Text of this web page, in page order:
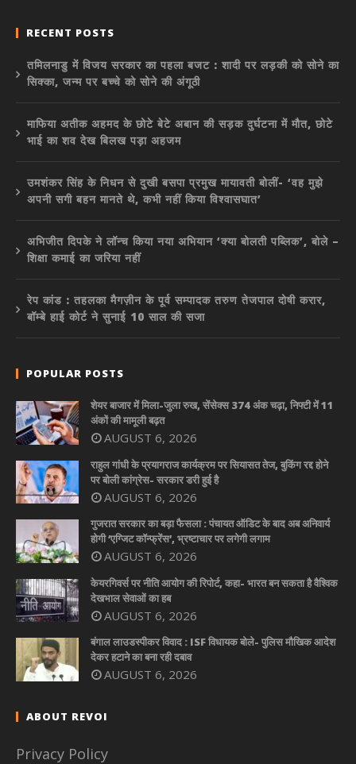
RECENT POSTS
तमिलनाडु में विजय सरकार का पहला बजट : शादी पर लड़की को सोने का
सिक्का, जन्म पर बच्चे को सोने की अंगूठी
माफिया अतीक अहमद के छोटे बेटे अबान की सड़क दुर्घटना में मौत, छोटे
भाई का शव देख बिलख पड़ा अहजम
उमशंकर सिंह के निधन से दुखी बसपा प्रमुख मायावती बोलीं- ‘वह मुझे
अपनी सगी बहन मानते थे, कभी नहीं किया विश्वासघात’
अभिजीत दिपके ने लॉन्च किया नया अभियान ‘क्या बोलती पब्लिक’, बोले –
शिक्षा कमाई का जरिया नहीं
रेप कांड : तहलका मैगज़ीन के पूर्व सम्पादक तरुण तेजपाल दोषी करार,
बॉम्बे हाई कोर्ट ने सुनाई 10 साल की सजा
POPULAR POSTS
शेयर बाजार में मिला-जुला रुख, सेंसेक्स 374 अंक चढ़ा, निफ्टी में 11
अंकों की मामूली बढ़त
AUGUST 6, 2026
राहुल गांधी के प्रयागराज कार्यक्रम पर सियासत तेज, बुकिंग रद्द होने
पर बोली कांग्रेस- सरकार डरी हुई है
AUGUST 6, 2026
गुजरात सरकार का बड़ा फैसला : पंचायत ऑडिट के बाद अब अनिवार्य
होगी ‘एग्जिट कॉन्फ्रेंस’, भ्रष्टाचार पर लगेगी लगाम
AUGUST 6, 2026
केयरगिवर्स पर नीति आयोग की रिपोर्ट, कहा- भारत बन सकता है वैश्विक
देखभाल सेवाओं का हब
AUGUST 6, 2026
बंगाल लाउडस्पीकर विवाद : ISF विधायक बोले- पुलिस मौखिक आदेश
देकर हटाने का बना रही दबाव
AUGUST 6, 2026
ABOUT REVOI
Privacy Policy